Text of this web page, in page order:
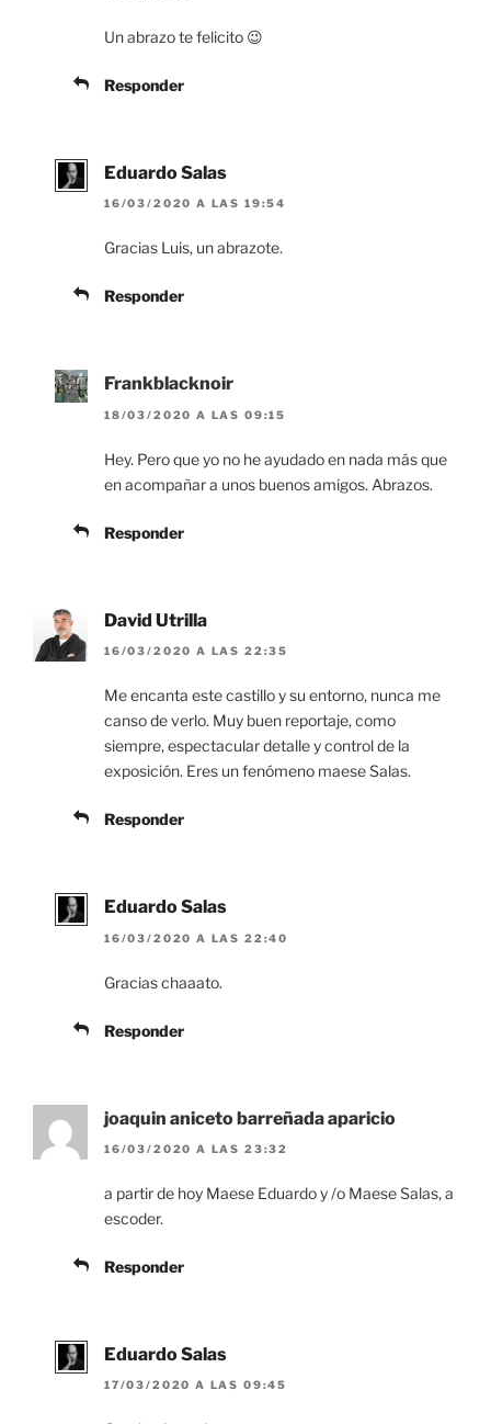
Un abrazo te felicito 😉
Responder
Eduardo Salas
16/03/2020 A LAS 19:54
Gracias Luis, un abrazote.
Responder
Frankblacknoir
18/03/2020 A LAS 09:15
Hey. Pero que yo no he ayudado en nada más que
en acompañar a unos buenos amigos. Abrazos.
Responder
David Utrilla
16/03/2020 A LAS 22:35
Me encanta este castillo y su entorno, nunca me
canso de verlo. Muy buen reportaje, como
siempre, espectacular detalle y control de la
exposición. Eres un fenómeno maese Salas.
Responder
Eduardo Salas
16/03/2020 A LAS 22:40
Gracias chaaato.
Responder
joaquin aniceto barreñada aparicio
16/03/2020 A LAS 23:32
a partir de hoy Maese Eduardo y /o Maese Salas, a
escoder.
Responder
Eduardo Salas
17/03/2020 A LAS 09:45